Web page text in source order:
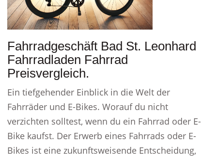
Fahrradgeschäft Bad St. Leonhard
Fahrradladen Fahrrad
Preisvergleich.
Ein tiefgehender Einblick in die Welt der
Fahrräder und E-Bikes. Worauf du nicht
verzichten solltest, wenn du ein Fahrrad oder E-
Bike kaufst. Der Erwerb eines Fahrrads oder E-
Bikes ist eine zukunftsweisende Entscheidung,